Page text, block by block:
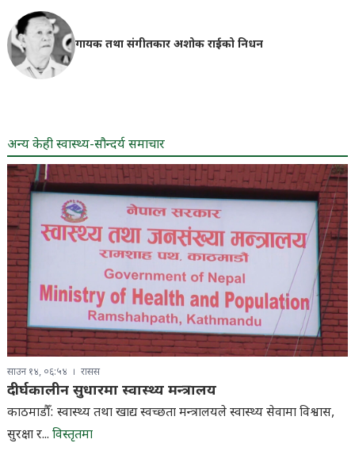
गायक तथा संगीतकार अशोक राईको निधन
अन्य केही स्वास्थ्य-सौन्दर्य समाचार
साउन १४, ०६:५४ रासस
दीर्घकालीन सुधारमा स्वास्थ्य मन्त्रालय
काठमाडौँ: स्वास्थ्य तथा खाद्य स्वच्छता मन्त्रालयले स्वास्थ्य सेवामा विश्वास,
सुरक्षा र... विस्तृतमा